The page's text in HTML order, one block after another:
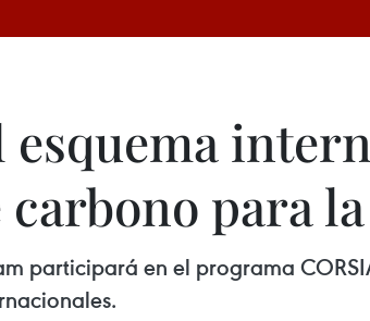
esquema
para
participará en el programa